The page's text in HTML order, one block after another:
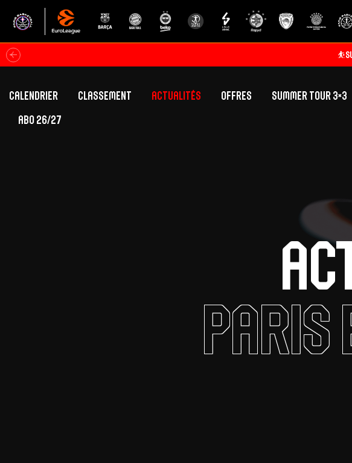
Calendrier
Classement
Classement Betclic Elite
Actualités
Offres
SUMMER TOUR 3×3
ABO 26/27
Offres Hospitalités
Paris